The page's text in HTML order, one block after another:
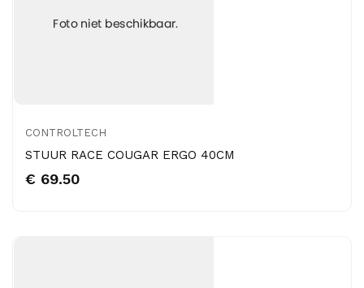
CONTROLTECH
STUUR RACE COUGAR ERGO 40CM
€ 69.50